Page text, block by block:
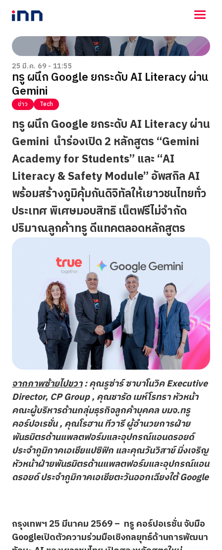
NEWS
ENTERTAINMENT
LIFESTYLE
HOROSCOPE
LOTTERY
VIDEO
ร่วมด้วยช่วยกัน
25 มี.ค. 69 - 11:55
ทรู ผนึก Google ยกระดับ AI Literacy ผ่าน
Gemini
ข่าว Tech
ทรู ผนึกGoogleยกระดับAI Literacyผ่าน
Gemini นำร่องเปิด 2 หลักสูตร “Gemini
Academy for Students” และ “AI
Literacy & Safety Module”อัพสกิลAI
พร้อมสร้างภูมิคุ้มกันดิจิทัลให้เยาวชนไทยทั่ว
ประเทศพิเศษมอบสิทธิ เน็ตฟรีไม่จำกัด
ปริมาณลูกค้าทรู ดีแทคตลอดหลักสูตร
จากภาพซ้ายไปขวา: คุณรูซ่าร์ ซาบาโนวิคExecutive
Director, CP Group , คุณชารัด เมห์โรทรา หัวหน้า
คณะผู้บริหารด้านกลุ่มธุรกิจลูกค้าบุคคล บมจ.ทรู
คอร์ปอเรชั่น, คุณโรฮาน ทีวารี ผู้อำนวยการฝ่าย
พันธมิตรด้านแพลตฟอร์มและอุปกรณ์แอนดรอยด์
ประจำภูมิภาคเอเชียแปซิฟิก และคุณวันวิสาข์ มิ่งเจริญ
หัวหน้าฝ่ายพันธมิตรด้านแพลตฟอร์มและอุปกรณ์แอน
ดรอยด์ ประจำภูมิภาคเอเชียตะวันออกเฉียงใต้ Google
กรุงเทพฯ 25 มีนาคม 2569 – ทรู คอร์ปอเรชั่น จับมือ
Googleเปิดตัวความร่วมมือเชิงกลยุทธ์ด้านการพัฒนา